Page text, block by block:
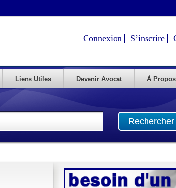
Connexion S’inscrire
Liens Utiles Devenir Avocat À Propos
Rechercher